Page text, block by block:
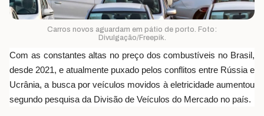
Carros novos aguardam em pátio de porto. Foto:
Divulgação/Freepik.
Com as constantes altas no preço dos combustíveis no Brasil,
desde 2021, e atualmente puxado pelos conflitos entre Rússia e
Ucrânia, a busca por veículos movidos à eletricidade aumentou
segundo pesquisa da Divisão de Veículos do Mercado no país.